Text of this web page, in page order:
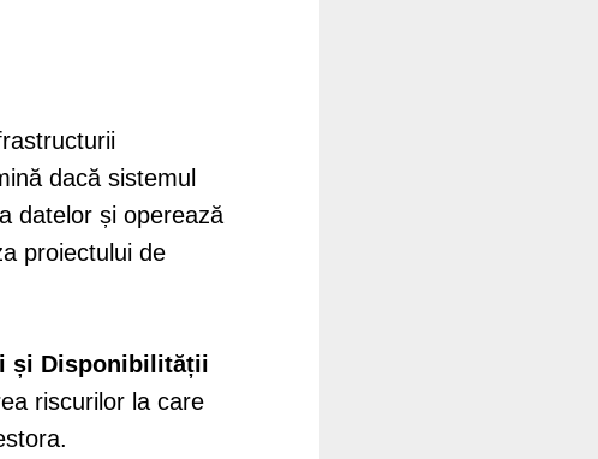
dacă sistemul
datelor și operează
proiectului de
și Disponibilității
riscurilor la care